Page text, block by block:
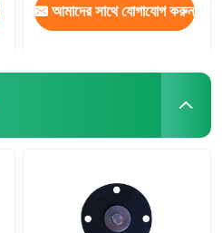
আমাদের সাথে যোগাযোগ করুন